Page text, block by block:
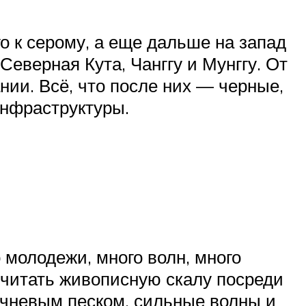
к серому, а еще дальше на запад
Кута, Чанггу и Мунггу. От
Всё, что после них — черные,
много волн, много
живописную скалу посреди
песком, сильные волны и